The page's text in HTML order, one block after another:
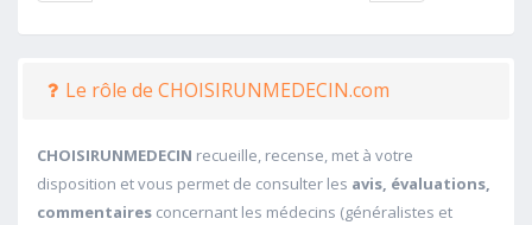
Le rôle de CHOISIRUNMEDECIN.com
CHOISIRUNMEDECIN recueille, recense, met à votre
disposition et vous permet de consulter les avis, évaluations,
commentaires concernant les médecins (généralistes et